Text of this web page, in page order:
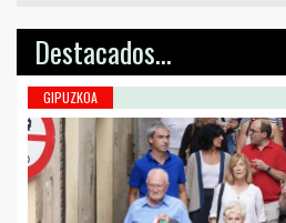
Destacados...
GIPUZKOA